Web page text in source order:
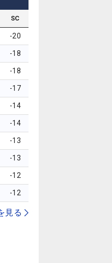
SC
-20
-18
-18
-17
-14
-14
-13
-13
-12
-12
見る